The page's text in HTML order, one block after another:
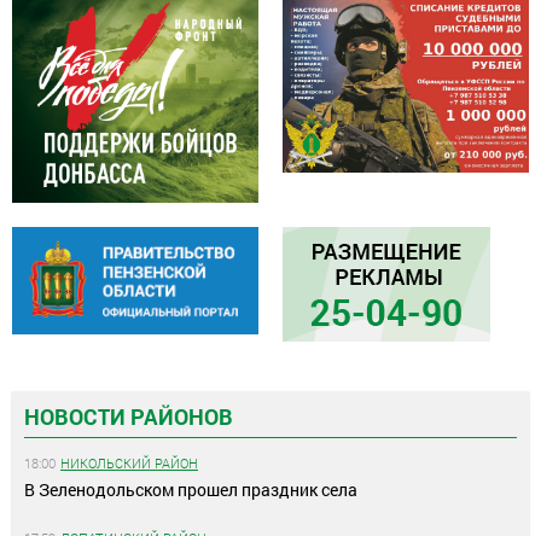
НОВОСТИ РАЙОНОВ
18:00 НИКОЛЬСКИЙ РАЙОН
В Зеленодольском прошел праздник села